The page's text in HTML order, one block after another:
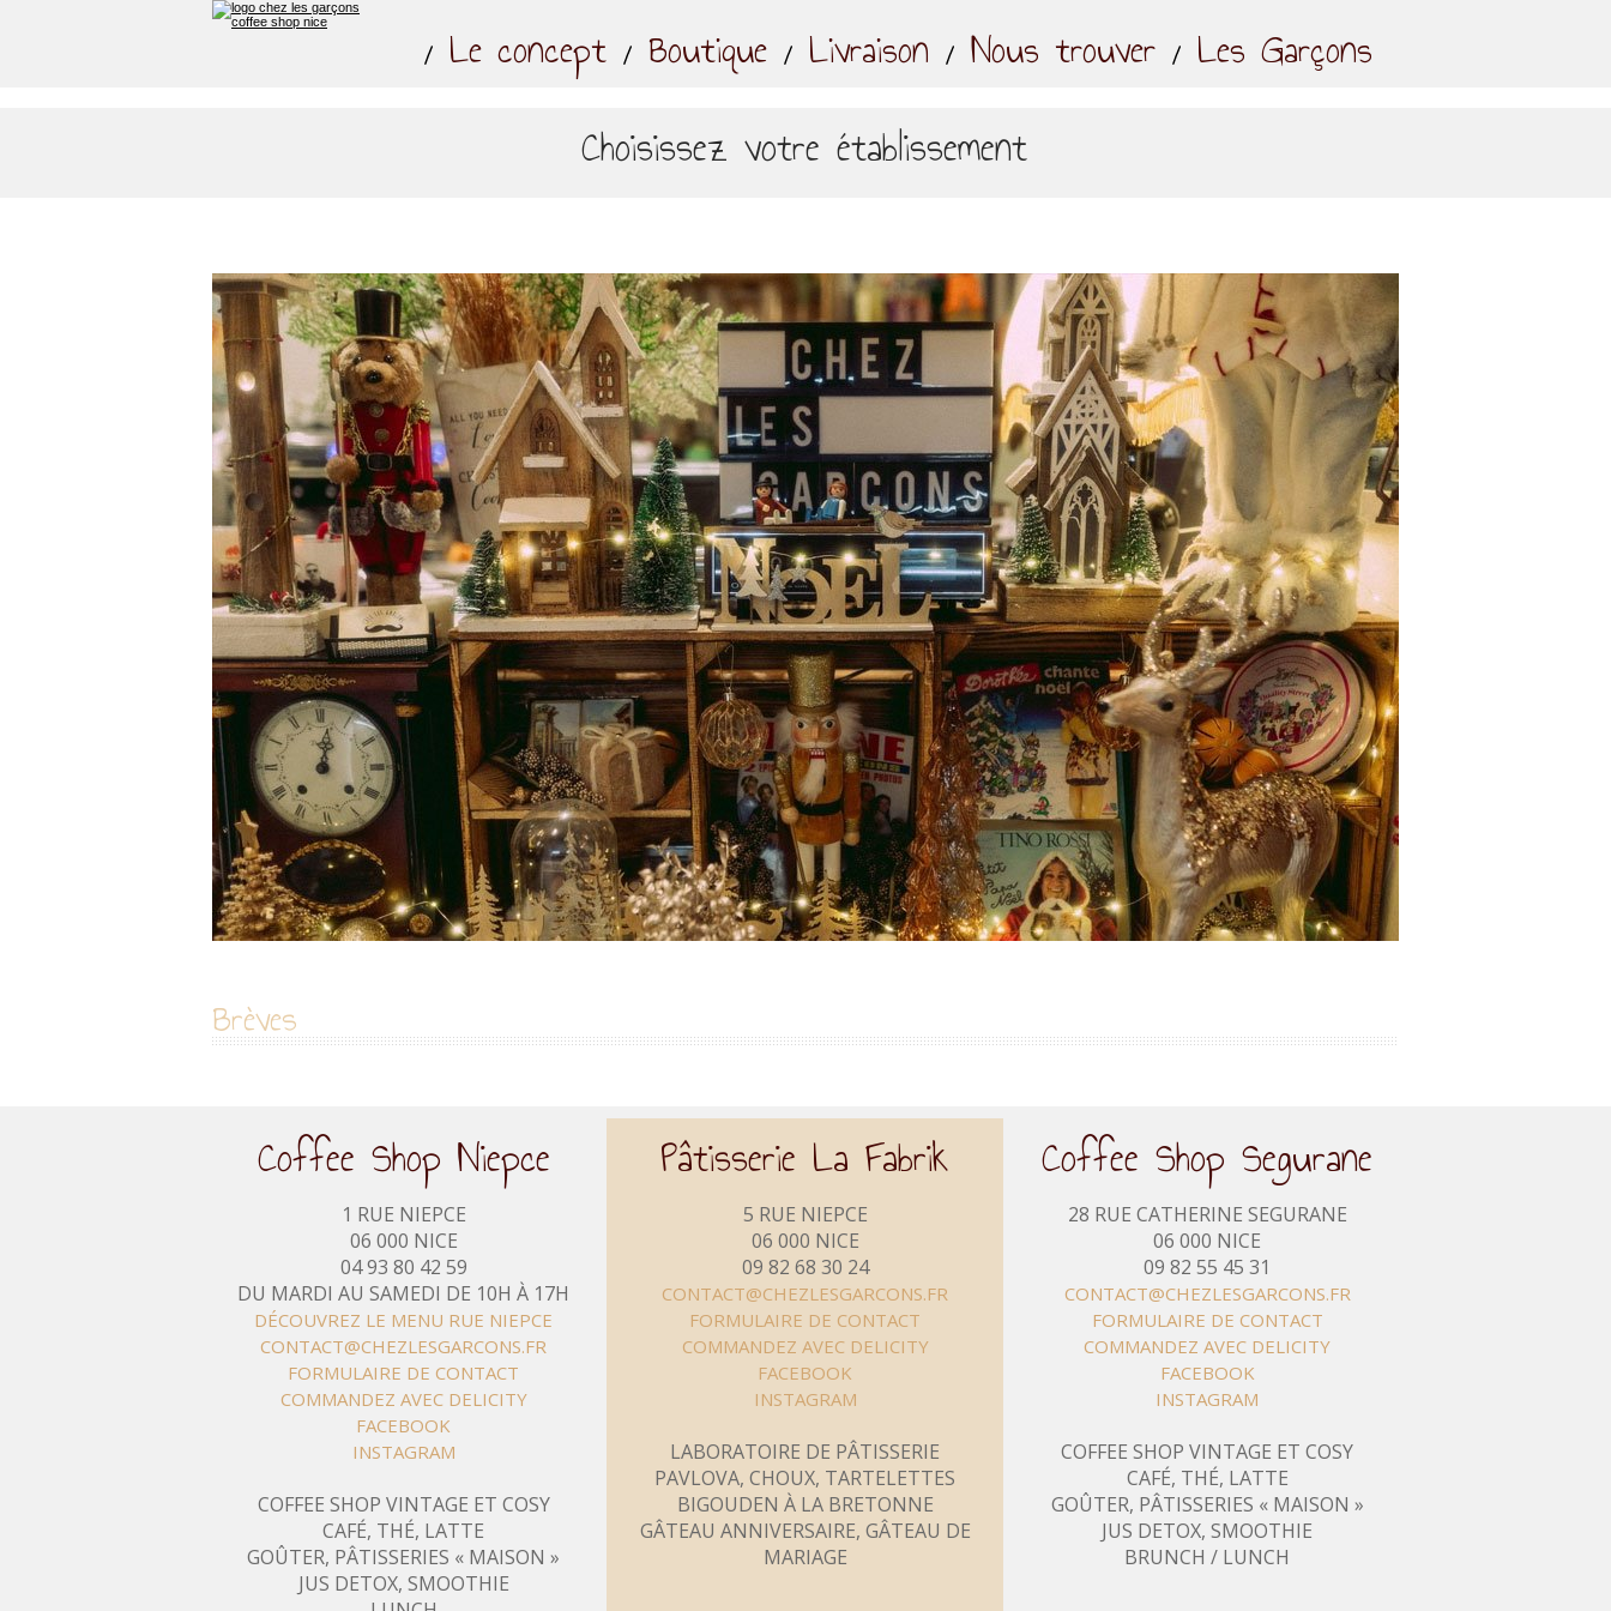
Le concept Boutique Livraison Nous trouver Les Garçons
Choisissez votre établissement
Brèves
Coffee Shop Niepce
1 RUE NIEPCE
06 000 NICE
04 93 80 42 59
DU MARDI AU SAMEDI DE 10H À 17H
DÉCOUVREZ LE MENU RUE NIEPCE
CONTACT@CHEZLESGARCONS.FR
FORMULAIRE DE CONTACT
COMMANDEZ AVEC DELICITY
FACEBOOK
INSTAGRAM
COFFEE SHOP VINTAGE ET COSY
CAFÉ, THÉ, LATTE
GOÛTER, PÂTISSERIES « MAISON »
JUS DETOX, SMOOTHIE
Pâtisserie La Fabrik
5 RUE NIEPCE
06 000 NICE
09 82 68 30 24
CONTACT@CHEZLESGARCONS.FR
FORMULAIRE DE CONTACT
COMMANDEZ AVEC DELICITY
FACEBOOK
INSTAGRAM
LABORATOIRE DE PÂTISSERIE
PAVLOVA, CHOUX, TARTELETTES
BIGOUDEN À LA BRETONNE
GÂTEAU ANNIVERSAIRE, GÂTEAU DE
MARIAGE
Coffee Shop Segurane
28 RUE CATHERINE SEGURANE
06 000 NICE
09 82 55 45 31
CONTACT@CHEZLESGARCONS.FR
FORMULAIRE DE CONTACT
COMMANDEZ AVEC DELICITY
FACEBOOK
INSTAGRAM
COFFEE SHOP VINTAGE ET COSY
CAFÉ, THÉ, LATTE
GOÛTER, PÂTISSERIES « MAISON »
JUS DETOX, SMOOTHIE
BRUNCH / LUNCH